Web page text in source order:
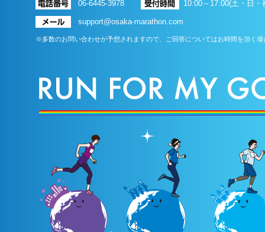
06-6445-3978 10:00～17:00(土・日・
support@osaka-marathon.com
※多数のお問い合わせが予想されますので、ご回答についてはお時間を頂く